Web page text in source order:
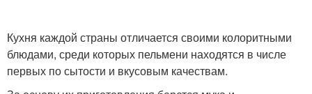
Кухня каждой страны отличается своими колоритными
блюдами, среди которых пельмени находятся в числе
первых по сытости и вкусовым качествам.